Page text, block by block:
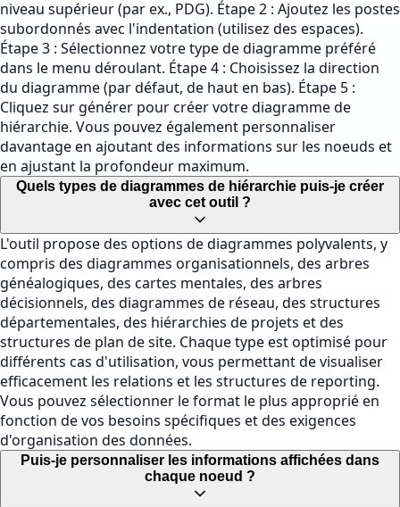
niveau supérieur (par ex., PDG). Étape 2 : Ajoutez les postes
subordonnés avec l'indentation (utilisez des espaces).
Étape 3 : Sélectionnez votre type de diagramme préféré
dans le menu déroulant. Étape 4 : Choisissez la direction
du diagramme (par défaut, de haut en bas). Étape 5 :
Cliquez sur générer pour créer votre diagramme de
hiérarchie. Vous pouvez également personnaliser
davantage en ajoutant des informations sur les noeuds et
en ajustant la profondeur maximum.
Quels types de diagrammes de hiérarchie puis-je créer
avec cet outil ?
L'outil propose des options de diagrammes polyvalents, y
compris des diagrammes organisationnels, des arbres
généalogiques, des cartes mentales, des arbres
décisionnels, des diagrammes de réseau, des structures
départementales, des hiérarchies de projets et des
structures de plan de site. Chaque type est optimisé pour
différents cas d'utilisation, vous permettant de visualiser
efficacement les relations et les structures de reporting.
Vous pouvez sélectionner le format le plus approprié en
fonction de vos besoins spécifiques et des exigences
d'organisation des données.
Puis-je personnaliser les informations affichées dans
chaque noeud ?